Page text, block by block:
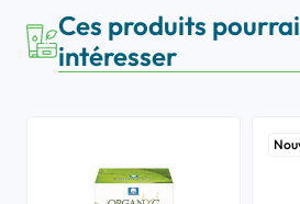
Ces produits
intéresser